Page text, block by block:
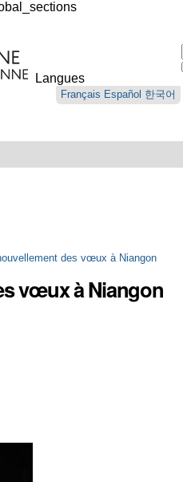
Langues
Français Español 한국어
des vœux à Niangon
vœux à Niangon